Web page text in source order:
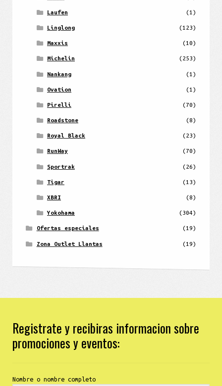
Laufen (1)
Linglong (123)
Maxxis (10)
Michelin (253)
Nankang (1)
Ovation (1)
Pirelli (70)
Roadstone (8)
Royal Black (23)
RunWay (70)
Sportrak (26)
Tigar (13)
XBRI (8)
Yokohama (304)
Ofertas especiales (19)
Zona Outlet Llantas (19)
Registrate y recibiras informacion sobre
promociones y eventos:
Nombre o nombre completo